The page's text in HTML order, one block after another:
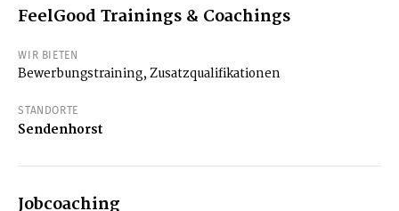
FeelGood Trainings & Coachings
WIR BIETEN
Bewerbungstraining, Zusatzqualifikationen
STANDORTE
Sendenhorst
Jobcoaching